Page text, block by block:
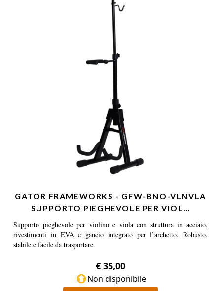
GATOR FRAMEWORKS - GFW-BNO-VLNVLA
SUPPORTO PIEGHEVOLE PER VIOL…
Supporto pieghevole per violino e viola con struttura in acciaio,
rivestimenti in EVA e gancio integrato per l’archetto. Robusto,
stabile e facile da trasportare.
€ 35,00
Non disponibile